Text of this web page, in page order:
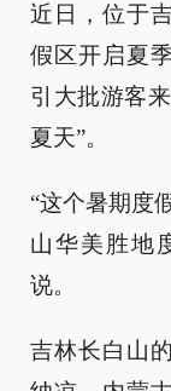
近日，位于
假区开启夏
引大批游客
夏天”。
“这个暑期度
山华美胜地
说。
吉林长白山